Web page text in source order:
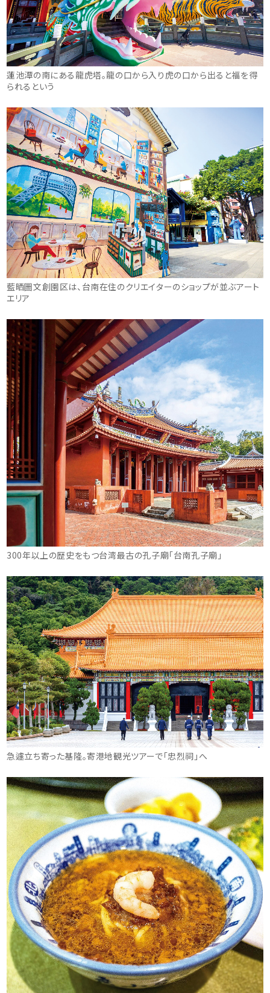
蓮池潭の南にある龍虎塔。龍の口から入り虎の口から出ると福を得
られるという
藍晒圖文創園区は、台南在住のクリエイターのショップが並ぶアート
エリア
300年以上の歴史をもつ台湾最古の孔子廟「台南孔子廟」
急遽立ち寄った基隆。寄港地観光ツアーで「忠烈祠」へ